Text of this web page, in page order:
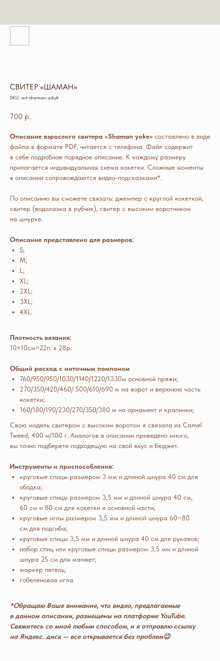
СВИТЕР «ШАМАН»
SKU: art-shaman-adult
700 р.
Описание взрослого свитера «Shaman yoke» составлено в виде
файла в формате PDF, читается с телефона. Файл содержит
в себе подробное порядное описание. К каждому размеру
прилагается индивидуальная схема кокетки. Сложные моменты
в описании сопровождаются видео-подсказками*.
По описанию вы сможете связать: джемпер с круглой кокеткой,
свитер (водолазка в рубчик), свитер с высоким воротником
на шнурке.
Описание представлено для размеров:
S;
M;
L;
XL;
2XL;
3XL;
4XL.
Плотность вязания:
10×10см=22п. x 28р.
Общий расход с ниточным помпоном
760/950/950/1030/1140/1220/1330м основной пряжи;
270/350/420/460/ 500/610/690 м на ворот и верхнюю часть
кокетки;
160/180/190/230/270/350/380 м на орнамент и крапинки;
Свою модель свитером с высоким воротом я связала из Camel
Tweed, 400 м/100 г. Аналогов в описании приведено много,
вы точно подберете подходящую на свой вкус и бюджет.
Инструменты и приспособления:
круговые спицы размером 3 мм и длиной шнура 40 см для
ободка;
круговые спицы размером 3,5 мм и длиной шнура 40 см,
60 см и 80 см для кокетки и основной части;
круговые иглы размером 3,5 мм и длиной шнура 60−80
см для подгиба;
круговые спицы 3,5 мм и длиной шнура 40 см для рукавов;
набор спиц или круговые спицы размером 3,5 мм и длиной
шнура 25 см для манжет;
маркер петель;
гобеленовая игла.
*Обращаю Ваше внимание, что видео, предлагаемые
в данном описании, размещены на платформе YouTube.
Свяжитесь со мной любым способом, и я отправлю ссылку
на Яндекс. диск — все открывается без проблем😉